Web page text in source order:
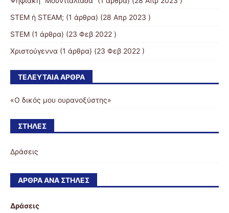
STEM ή STEAM; (1 άρθρα) (28 Απρ 2023 )
STEM (1 άρθρα) (23 Φεβ 2022 )
Χριστούγεννα (1 άρθρα) (23 Φεβ 2022 )
ΤΕΛΕΥΤΑΊΑ ΆΡΘΡΑ
«Ο δικός μου ουρανοξύστης»
ΣΤΉΛΕΣ
Δράσεις
ΆΡΘΡΑ ΑΝΆ ΣΤΉΛΕΣ
Δράσεις